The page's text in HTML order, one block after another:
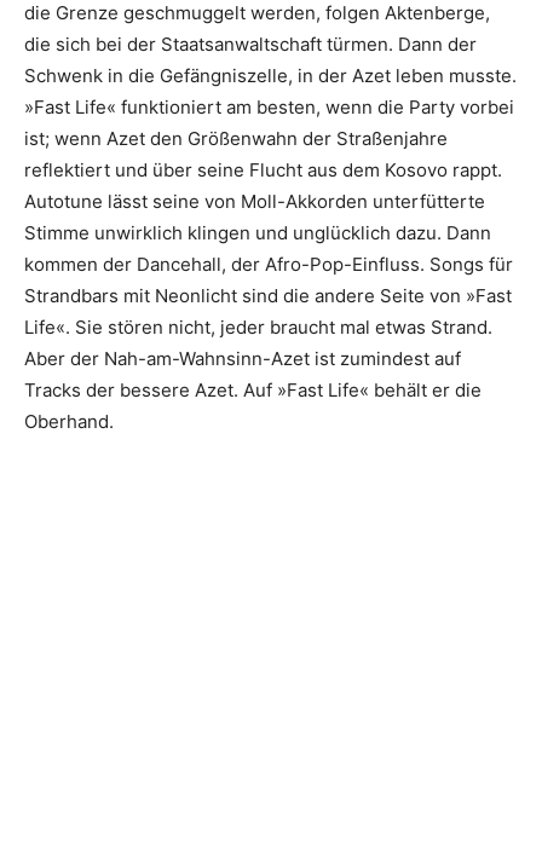
die Grenze geschmuggelt werden, folgen Aktenberge,
die sich bei der Staatsanwaltschaft türmen. Dann der
Schwenk in die Gefängniszelle, in der Azet leben musste.
»Fast Life« funktioniert am besten, wenn die Party vorbei
ist; wenn Azet den Größenwahn der Straßenjahre
reflektiert und über seine Flucht aus dem Kosovo rappt.
Autotune lässt seine von Moll-Akkorden unterfütterte
Stimme unwirklich klingen und unglücklich dazu. Dann
kommen der Dancehall, der Afro-Pop-Einfluss. Songs für
Strandbars mit Neonlicht sind die andere Seite von »Fast
Life«. Sie stören nicht, jeder braucht mal etwas Strand.
Aber der Nah-am-Wahnsinn-Azet ist zumindest auf
Tracks der bessere Azet. Auf »Fast Life« behält er die
Oberhand.